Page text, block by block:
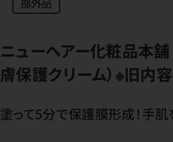
ニューヘアー化粧品本
膚保護クリーム）※旧内
塗って5分で保護膜形成！手肌